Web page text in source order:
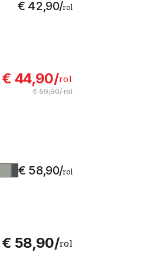
€ 42,90/rol
€ 44,90/rol
€ 59,90/rol
€ 58,90/rol
€ 58,90/rol